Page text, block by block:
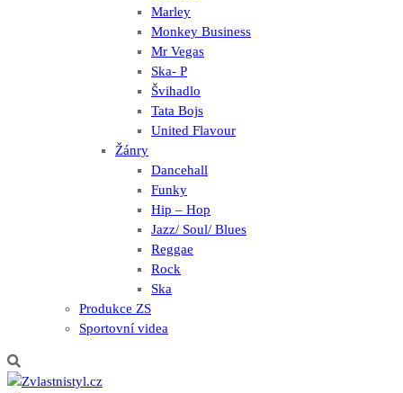
Marley
Monkey Business
Mr Vegas
Ska- P
Švihadlo
Tata Bojs
United Flavour
Žánry
Dancehall
Funky
Hip – Hop
Jazz/ Soul/ Blues
Reggae
Rock
Ska
Produkce ZS
Sportovní videa